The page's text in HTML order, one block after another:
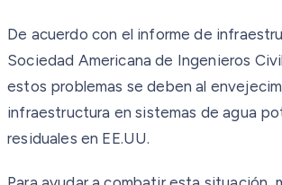
De acuerdo con el informe de
Sociedad Americana de Ingenieros
estos problemas se deben al
infraestructura en sistemas de agua
residuales en EE.UU.